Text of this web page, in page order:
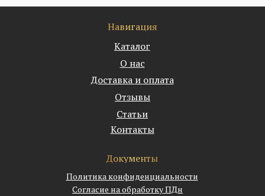
Навигация
Каталог
О нас
Доставка и оплата
Политика конфиденциальности
Отзывы
Статьи
Контакты
Документы
Согласие на обработку ПДн